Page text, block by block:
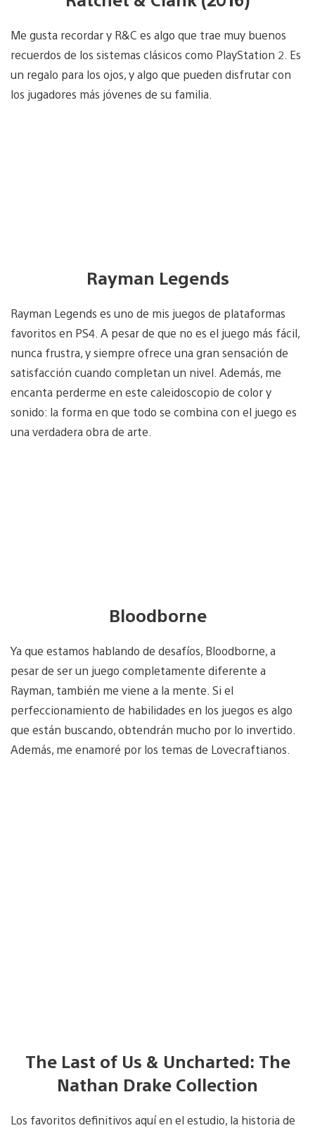
Me gusta recordar y R&C es algo que trae muy buenos
recuerdos de los sistemas clásicos como PlayStation 2. Es
un regalo para los ojos, y algo que pueden disfrutar con
los jugadores más jóvenes de su familia.
Rayman Legends
Rayman Legends es uno de mis juegos de plataformas
favoritos en PS4. A pesar de que no es el juego más fácil,
nunca frustra, y siempre ofrece una gran sensación de
satisfacción cuando completan un nivel. Además, me
encanta perderme en este caleidoscopio de color y
sonido: la forma en que todo se combina con el juego es
una verdadera obra de arte.
Bloodborne
Ya que estamos hablando de desafíos, Bloodborne, a
pesar de ser un juego completamente diferente a
Rayman, también me viene a la mente. Si el
perfeccionamiento de habilidades en los juegos es algo
que están buscando, obtendrán mucho por lo invertido.
Además, me enamoré por los temas de Lovecraftianos.
The Last of Us & Uncharted: The
Nathan Drake Collection
Los favoritos definitivos aquí en el estudio, la historia de